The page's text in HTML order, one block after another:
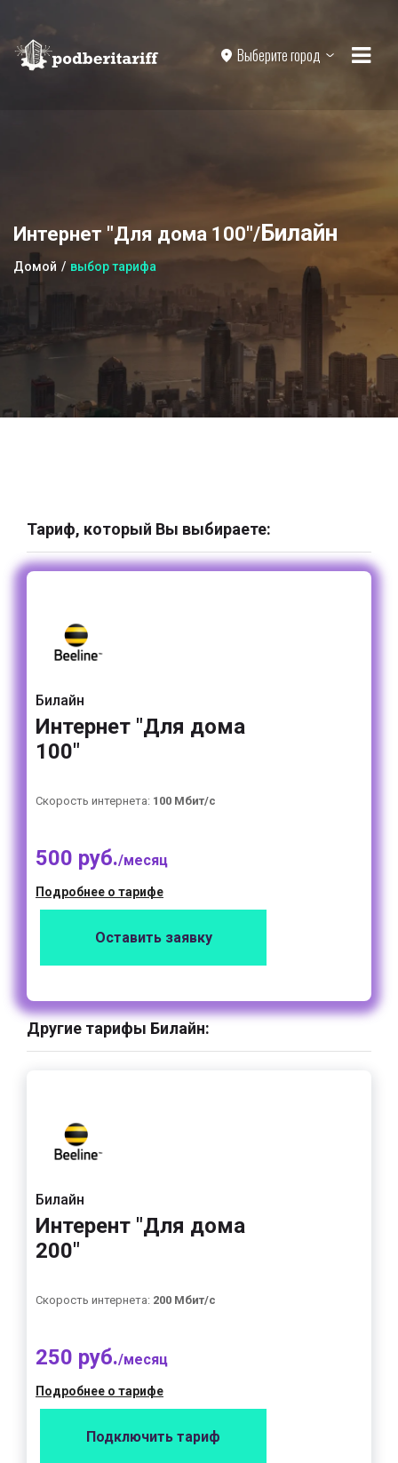
Выберите город
Интернет "Для дома 100"/Билайн
Домой выбор тарифа
Тариф, который Вы выбираете:
Билайн
Интернет "Для дома
100"
Скорость интернета: 100 Мбит/с
500 руб./месяц
Подробнее о тарифе
Оставить заявку
Другие тарифы Билайн:
Билайн
Интерент "Для дома
200"
Скорость интернета: 200 Мбит/с
250 руб./месяц
Подробнее о тарифе
Подключить тариф